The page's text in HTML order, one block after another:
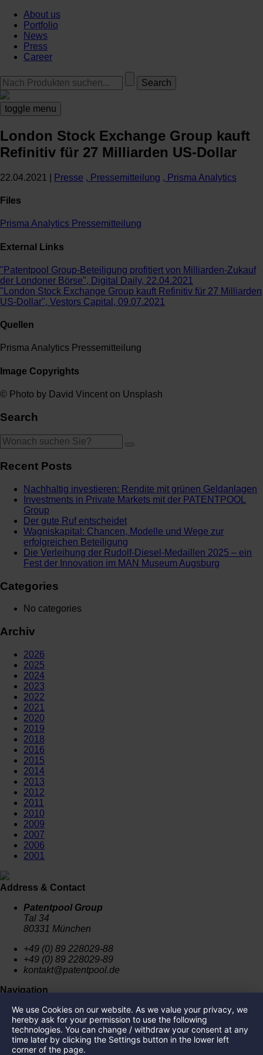
About us
Portfolio
News
Press
Career
toggle menu
London Stock Exchange Group kauft
Refinitiv für 27 Milliarden US-Dollar
22.04.2021 Presse , Pressemitteilung , Prisma Analytics
Files
Prisma Analytics Pressemitteilung
External Links
"Patentpool Group-Beteiligung profitiert von Milliarden-Zukauf
der Londoner Börse", Digital Daily, 22.04.2021
"London Stock Exchange Group kauft Refinitiv für 27 Milliarden
US-Dollar", Vestors Capital, 09.07.2021
Quellen
Prisma Analytics Pressemitteilung
Image Copyrights
© Photo by David Vincent on Unsplash
Search
Recent Posts
Nachhaltig investieren: Rendite mit grünen Geldanlagen
Investments in Private Markets mit der PATENTPOOL
Group
Der gute Ruf entscheidet
Wagniskapital: Chancen, Modelle und Wege zur
erfolgreichen Beteiligung
Die Verleihung der Rudolf-Diesel-Medaillen 2025 – ein
Fest der Innovation im MAN Museum Augsburg
Categories
No categories
Archiv
2026
2025
2024
2023
2022
2021
2020
2019
2018
2016
2015
2014
2013
2012
2011
2010
2009
2007
2006
2001
Address & Contact
Patentpool Group
Tal 34
80331 München
+49 (0) 89 228029-88
+49 (0) 89 228029-89
kontakt@patentpool.de
Navigation
News
Press
Imprint
Privacy Policy
We use Cookies on our website. As we value your privacy, we
hereby ask for your permission to use the following
technologies. You can change / withdraw your consent at any
time later by clicking the Settings button in the lower left
corner of the page.